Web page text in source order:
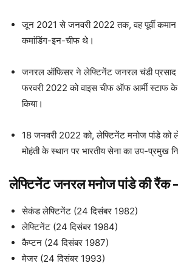
जून 2021 से जनवरी 2022 तक, वह पूर्वी
कमांडिंग-इन-चीफ थे।
जनरल ऑफिसर ने लेफ्टिनेंट जनरल चंडी प्रसाद
फरवरी 2022 को वाइस चीफ ऑफ आर्मी स्टाफ
किया।
18 जनवरी 2022 को, लेफ्टिनेंट मनोज पांडे को
मोहंती के स्थान पर भारतीय सेना का उप-प्रमुख
लेफ्टिनेंट जनरल मनोज पांडेकीरैंक
सेकंड लेफ्टिनेंट (24 दिसंबर 1982)
लेफ्टिनेंट (24 दिसंबर 1984)
कैप्टन (24 दिसंबर 1987)
मेजर (24 दिसंबर 1993)